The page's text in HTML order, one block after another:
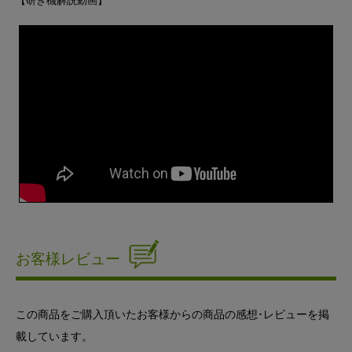
お客様レビュー
この商品をご購入頂いたお客様からの商品の感想･レビューを掲
載しています。